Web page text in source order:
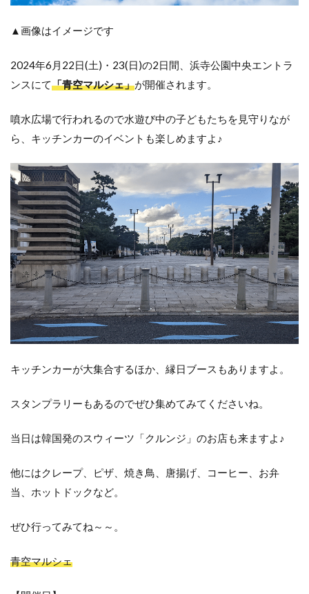
▲画像はイメージです
2024年6月22日(土)・23(日)の2日間、浜寺公園中央エントラ
ンスにて「青空マルシェ」が開催されます。
噴水広場で行われるので水遊び中の子どもたちを見守りなが
ら、キッチンカーのイベントも楽しめますよ♪
キッチンカーが大集合するほか、縁日ブースもありますよ。
スタンプラリーもあるのでぜひ集めてみてくださいね。
当日は韓国発のスウィーツ「クルンジ」のお店も来ますよ♪
他にはクレープ、ピザ、焼き鳥、唐揚げ、コーヒー、お弁
当、ホットドックなど。
ぜひ行ってみてね～～。
青空マルシェ